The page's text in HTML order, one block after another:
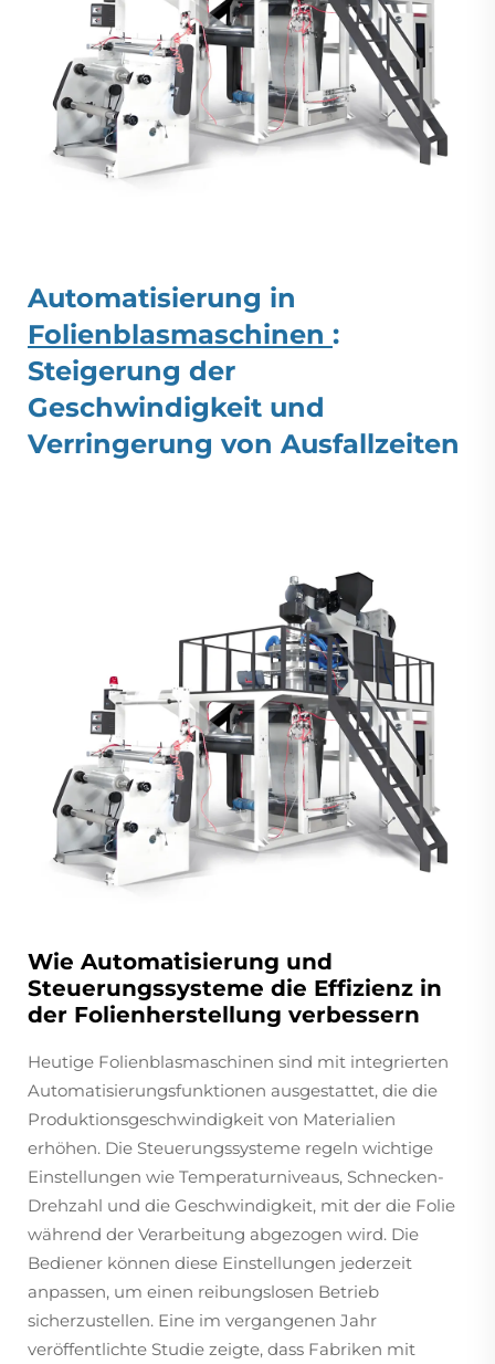
Automatisierung in
Folienblasmaschinen :
Steigerung der
Geschwindigkeit und
Verringerung von Ausfallzeiten
Wie Automatisierung und
Steuerungssysteme die Effizienz in
der Folienherstellung verbessern
Heutige Folienblasmaschinen sind mit integrierten
Automatisierungsfunktionen ausgestattet, die die
Produktionsgeschwindigkeit von Materialien
erhöhen. Die Steuerungssysteme regeln wichtige
Einstellungen wie Temperaturniveaus, Schnecken-
Drehzahl und die Geschwindigkeit, mit der die Folie
während der Verarbeitung abgezogen wird. Die
Bediener können diese Einstellungen jederzeit
anpassen, um einen reibungslosen Betrieb
sicherzustellen. Eine im vergangenen Jahr
veröffentlichte Studie zeigte, dass Fabriken mit